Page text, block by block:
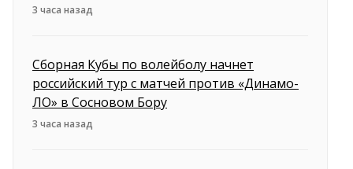
3 часа назад
Сборная Кубы по волейболу начнет
российский тур с матчей против «Динамо-
ЛО» в Сосновом Бору
3 часа назад